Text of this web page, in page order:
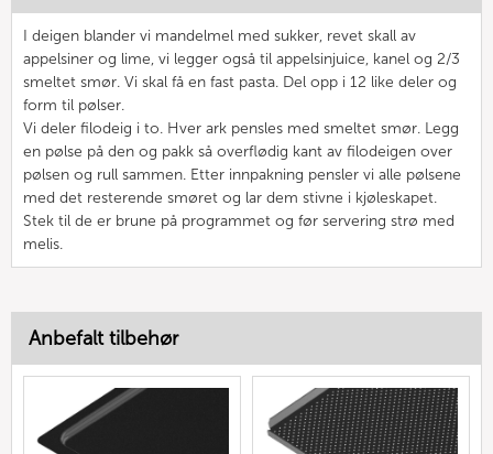
I deigen blander vi mandelmel med sukker, revet skall av
appelsiner og lime, vi legger også til appelsinjuice, kanel og 2/3
smeltet smør. Vi skal få en fast pasta. Del opp i 12 like deler og
form til pølser.
Vi deler filodeig i to. Hver ark pensles med smeltet smør. Legg
en pølse på den og pakk så overflødig kant av filodeigen over
pølsen og rull sammen. Etter innpakning pensler vi alle pølsene
med det resterende smøret og lar dem stivne i kjøleskapet.
Stek til de er brune på programmet og før servering strø med
melis.
Anbefalt tilbehør